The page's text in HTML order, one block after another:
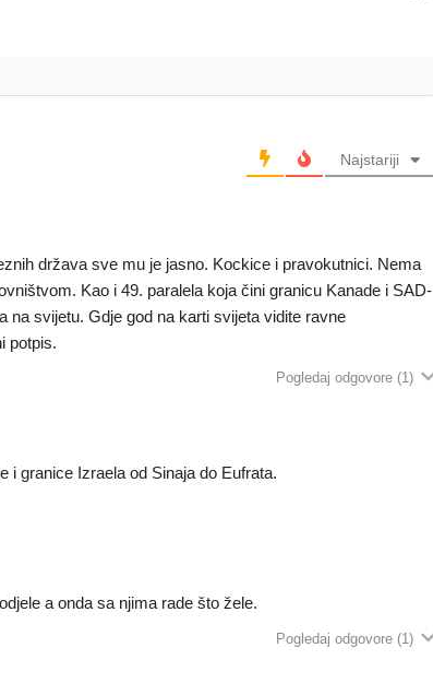
Najstariji
država sve mu je jasno. Kockice i pravokutnici. Nema
Kao i 49. paralela koja čini granicu Kanade i SAD-
svijetu. Gdje god na karti svijeta vidite ravne
potpis.
Pogledaj odgovore (1)
i granice Izraela od Sinaja do Eufrata.
a onda sa njima rade što žele.
Pogledaj odgovore (1)